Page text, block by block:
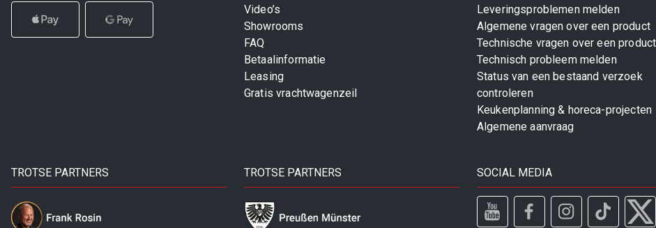
Video’s
Showrooms
FAQ
Betaalinformatie
Leasing
Gratis vrachtwagenzeil
Leveringsproblemen melden
Algemene vragen over een product
Technische vragen over een product
Technisch probleem melden
Status van een bestaand verzoek
controleren
Keukenplanning & horeca-projecten
Algemene aanvraag
TROTSE PARTNERS TROTSE PARTNERS SOCIAL MEDIA